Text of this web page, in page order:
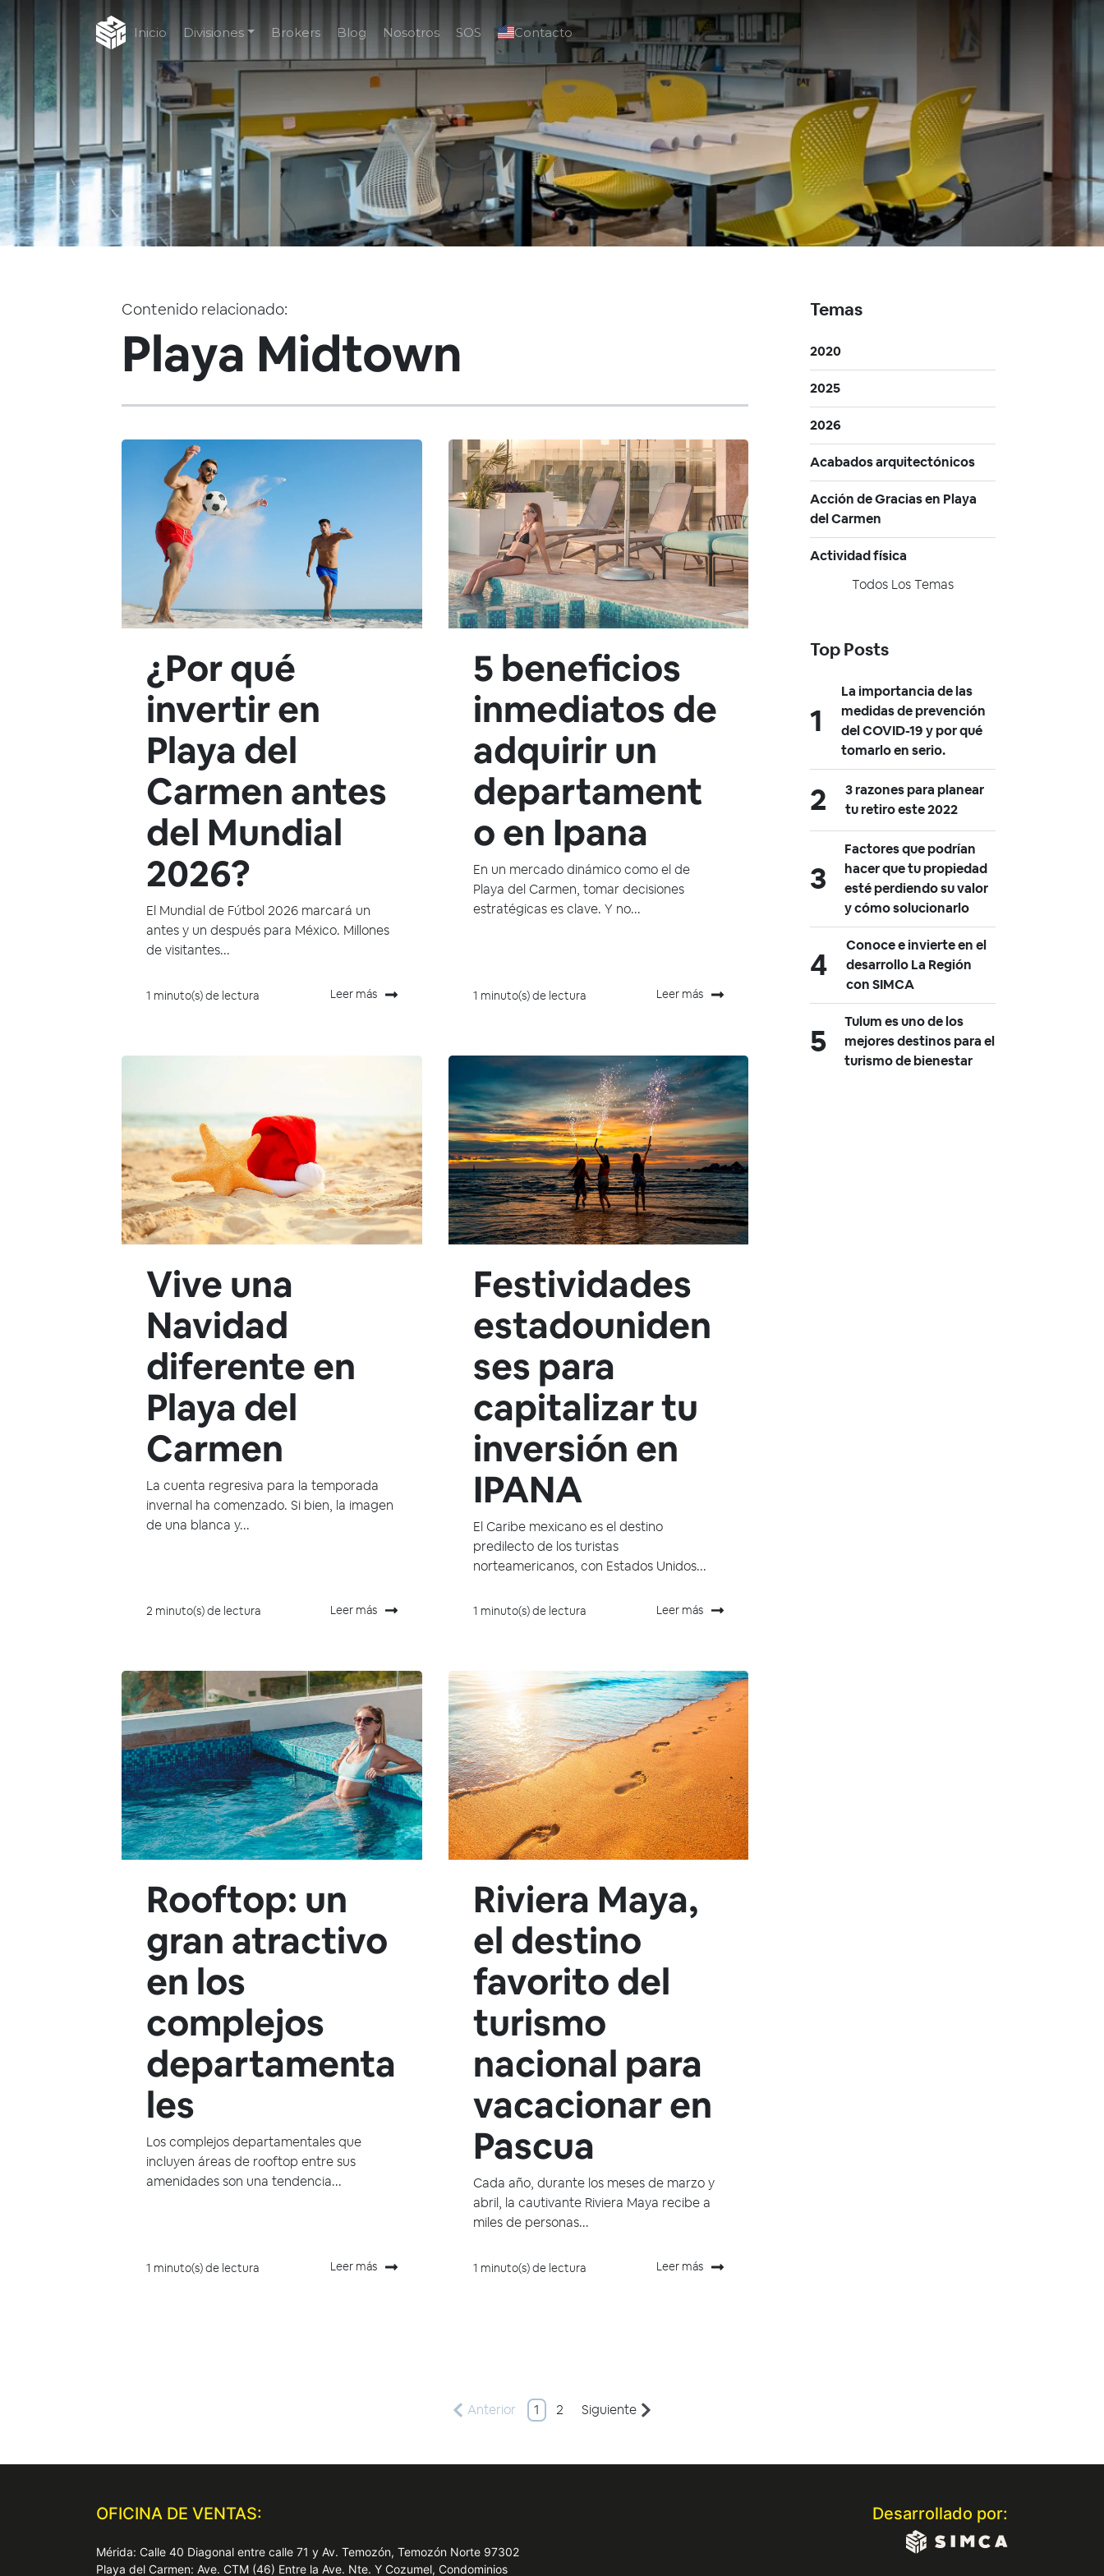
Inicio Divisiones Brokers Blog Nosotros SOS Contacto
Contenido relacionado:
Playa Midtown
¿Por qué
invertir en
Playa del
Carmen antes
del Mundial
2026?
El Mundial de Fútbol 2026 marcará un
antes y un después para México. Millones
de visitantes...
1 minuto(s) de lectura Leer más
5 beneficios
inmediatos de
adquirir un
departament
o en Ipana
En un mercado dinámico como el de
Playa del Carmen, tomar decisiones
estratégicas es clave. Y no...
1 minuto(s) de lectura Leer más
Vive una
Navidad
diferente en
Playa del
Carmen
La cuenta regresiva para la temporada
invernal ha comenzado. Si bien, la imagen
de una blanca y...
2 minuto(s) de lectura Leer más
Festividades
estadouniden
ses para
capitalizar tu
inversión en
IPANA
El Caribe mexicano es el destino
predilecto de los turistas
norteamericanos, con Estados Unidos...
1 minuto(s) de lectura Leer más
Rooftop: un
gran atractivo
en los
complejos
departamenta
les
Los complejos departamentales que
incluyen áreas de rooftop entre sus
amenidades son una tendencia...
1 minuto(s) de lectura Leer más
Riviera Maya,
el destino
favorito del
turismo
nacional para
vacacionar en
Pascua
Cada año, durante los meses de marzo y
abril, la cautivante Riviera Maya recibe a
miles de personas...
1 minuto(s) de lectura Leer más
Temas
2020
2025
2026
Acabados arquitectónicos
Acción de Gracias en Playa
del Carmen
Actividad física
Todos Los Temas
Top Posts
La importancia de las
medidas de prevención
del COVID-19 y por qué
tomarlo en serio.
3 razones para planear
tu retiro este 2022
Factores que podrían
hacer que tu propiedad
esté perdiendo su valor
y cómo solucionarlo
Conoce e invierte en el
desarrollo La Región
con SIMCA
Tulum es uno de los
mejores destinos para el
turismo de bienestar
Anterior 1 2 Siguiente
OFICINA DE VENTAS:
Mérida: Calle 40 Diagonal entre calle 71 y Av. Temozón, Temozón Norte 97302
Playa del Carmen: Ave. CTM (46) Entre la Ave. Nte. Y Cozumel, Condominios
Desarrollado por: